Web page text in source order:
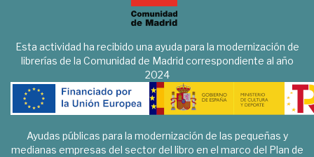
Esta actividad ha recibido una ayuda para la modernización de
librerías de la Comunidad de Madrid correspondiente al año
2024
Ayudas públicas para la modernización de las pequeñas y
medianas empresas del sector del libro en el marco del Plan de